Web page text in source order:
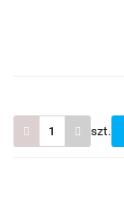
szt.